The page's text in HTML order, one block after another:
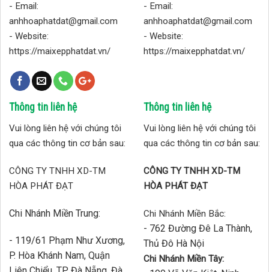
- Email:
anhhoaphatdat@gmail.com
- Website:
https://maixepphatdat.vn/
- Email:
anhhoaphatdat@gmail.com
- Website:
https://maixepphatdat.vn/
Thông tin liên hệ
Vui lòng liên hệ với chúng tôi
qua các thông tin cơ bản sau:
CÔNG TY TNHH XD-TM
HÒA PHÁT ĐẠT
Chi Nhánh Miền Trung:
- 119/61 Phạm Như Xương,
P. Hòa Khánh Nam, Quận
Thông tin liên hệ
Vui lòng liên hệ với chúng tôi
qua các thông tin cơ bản sau:
CÔNG TY TNHH XD-TM
HÒA PHÁT ĐẠT
Chi Nhánh Miền Bắc:
- 762 Đường Đê La Thành,
Thủ Đô Hà Nội
Chi Nhánh Miền Tây: